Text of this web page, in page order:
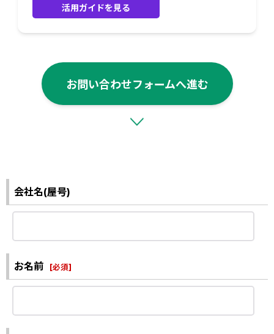
活用ガイドを見る
お問い合わせフォームへ進む
会社名(屋号)
お名前 [必須]